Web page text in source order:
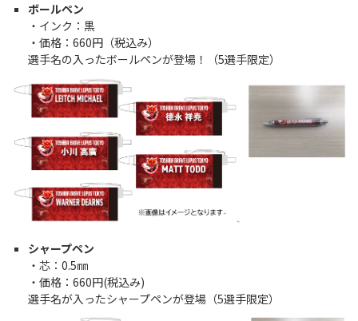
ボールペン
・インク：黒
・価格：660円（税込み）
選手名の入ったボールペンが登場！（5選手限定）
シャープペン
・芯：0.5㎜
・価格：660円(税込み)
選手名が入ったシャープペンが登場（5選手限定）